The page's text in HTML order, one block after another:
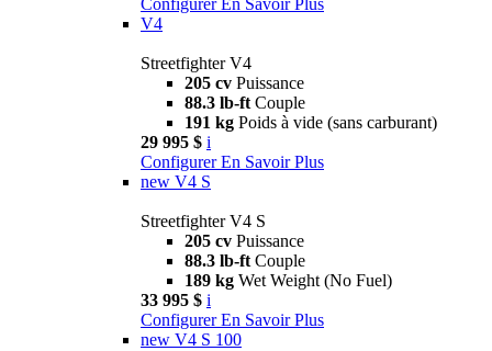
Configurer En Savoir Plus
V4
Streetfighter V4
205 cv Puissance
88.3 lb-ft Couple
191 kg Poids à vide (sans carburant)
29 995 $ i
Configurer En Savoir Plus
new V4 S
Streetfighter V4 S
205 cv Puissance
88.3 lb-ft Couple
189 kg Wet Weight (No Fuel)
33 995 $ i
Configurer En Savoir Plus
new V4 S 100